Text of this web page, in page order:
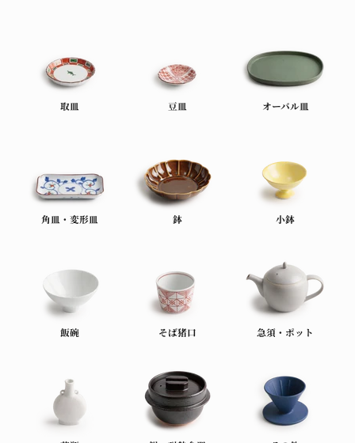
取皿 豆皿 オーバル皿
角皿・変形皿 鉢 小鉢
飯碗 そば猪口 急須・ポット